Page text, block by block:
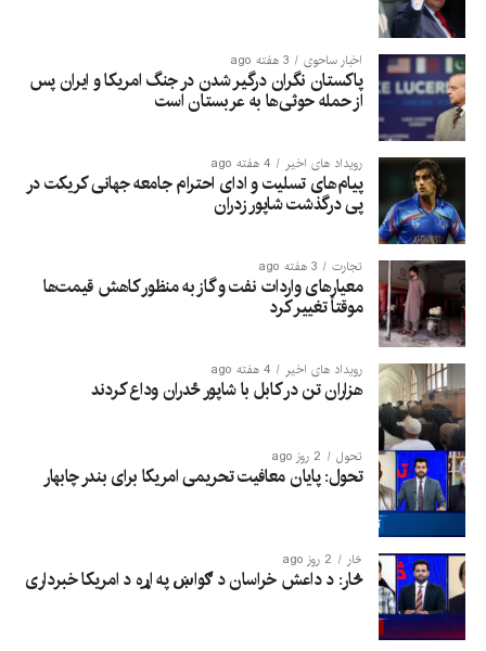
اخبار ساحوی 3 هفته ago
پاکستان نگران درگیر شدن در جنگ امریکا و ایران پس
از حمله حوثی‌ها به عربستان است
رویداد های اخیر 4 هفته ago
پیام‌های تسلیت و ادای احترام جامعه جهانی کریکت در
پی درگذشت شاپور زدران
تجارت 3 هفته ago
معیارهای واردات نفت و گاز به منظور کاهش قیمت‌ها
موقتاً تغییر کرد
رویداد های اخیر 4 هفته ago
هزاران تن در کابل با شاپور ځدران وداع کردند
تحول 2 روز ago
تحول: پایان معافیت تحریمی امریکا برای بندر چابهار
څار 2 روز ago
څار: د داعش خراسان د ګواښ په اړه د امریکا خبرداری